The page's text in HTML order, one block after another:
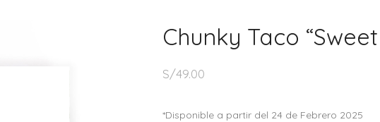
Chunky Taco
S/49.00
*Disponible a partir del 24 de Febrero 2025